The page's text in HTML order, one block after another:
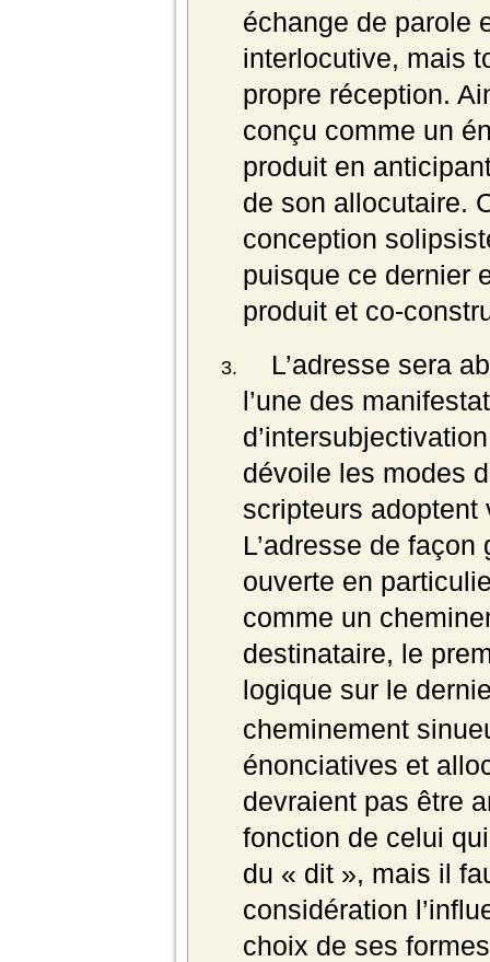
échange de parole
interlocutive, mais
propre réception.
conçu comme un
produit en
de son allocutaire.
conception
puisque ce dernier
produit et co-
L’adresse sera
l’une des
dévoile les modes
scripteurs
L’adresse de
ouverte en
comme un
destinataire, le
logique sur le
cheminement
énonciatives et
devraient pas être
fonction de celui
du « dit », mais il
considération
choix de ses